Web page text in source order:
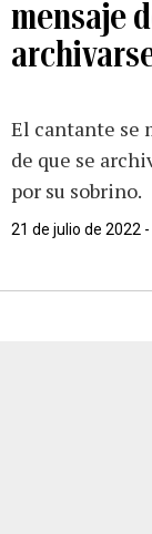
mensaje
El cantante se
de que se
por su sobrino.
21 de julio de 2022